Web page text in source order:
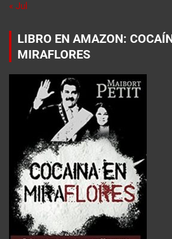
« Jul
LIBRO EN AMAZON:
MIRAFLORES